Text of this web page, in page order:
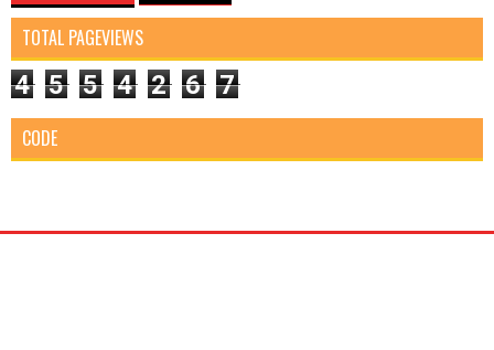
TOTAL PAGEVIEWS
4 5 5 4 2 6 7
CODE